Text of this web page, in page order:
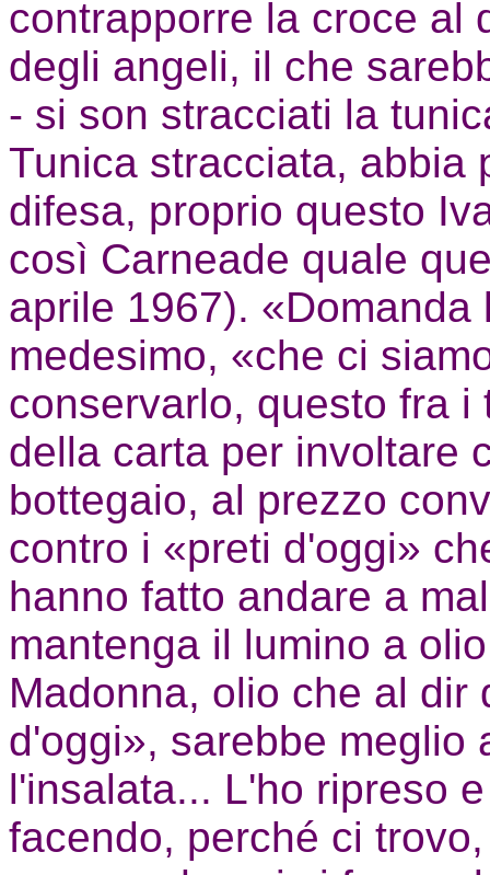
contrapporre la croce al
degli angeli, il che
- si son stracciati la
Tunica stracciata, abbia
difesa, proprio questo
così Carneade quale
aprile 1967).
medesimo, «che ci
conservarlo, questo fra
della carta per involtare
bottegaio, al prezzo
contro i «preti d'oggi»
hanno fatto andare a
mantenga il lumino a
Madonna, olio che al
d'oggi», sarebbe meglio
l'insalata... L'ho ripreso
facendo, perché ci